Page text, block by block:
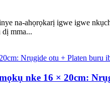
na-ahọrọkarị igwe igwe
dị mma...
nke 16 × 20cm: